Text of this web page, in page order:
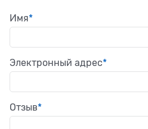
Имя
Электронный адрес
Отзыв